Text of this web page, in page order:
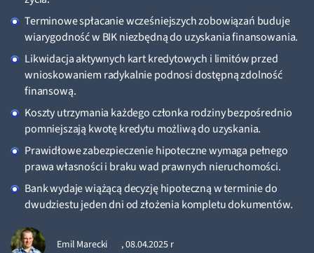
Terminowe spłacanie wcześniejszych zobowiązań buduje
wiarygodność w BIK niezbędną do uzyskania finansowania.
Likwidacja aktywnych kart kredytowych i limitów przed
wnioskowaniem radykalnie podnosi dostępną zdolność
finansową.
Koszty utrzymania każdego członka rodziny bezpośrednio
pomniejszają kwotę kredytu możliwą do uzyskania.
Prawidłowe zabezpieczenie hipoteczne wymaga pełnego
prawa własności i braku wad prawnych nieruchomości.
Bank wydaje wiążącą decyzję hipoteczną w terminie do
dwudziestu jeden dni od złożenia kompletu dokumentów.
Emil Marecki ,08.04.2025 r